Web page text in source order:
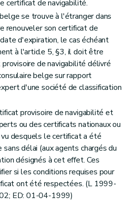
certificat de navigabilité.
se trouve à l'étranger dans
renouveler son certificat de
d'expiration, le cas échéant
à l'article 5, §3, il doit être
de navigabilité délivré
belge sur rapport
d'une société de classification
provisoire de navigabilité et
ou des certificats nationaux ou
desquels le certificat a été
délai (aux agents chargés du
désignés à cet effet. Ces
si les conditions requises pour
ont été respectées. (L 1999-
ED: 01-04-1999)